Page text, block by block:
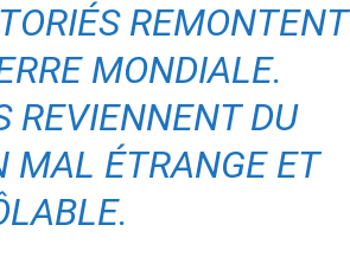
REMONTENT
MONDIALE.
REVIENNENT DU
MAL ÉTRANGE ET